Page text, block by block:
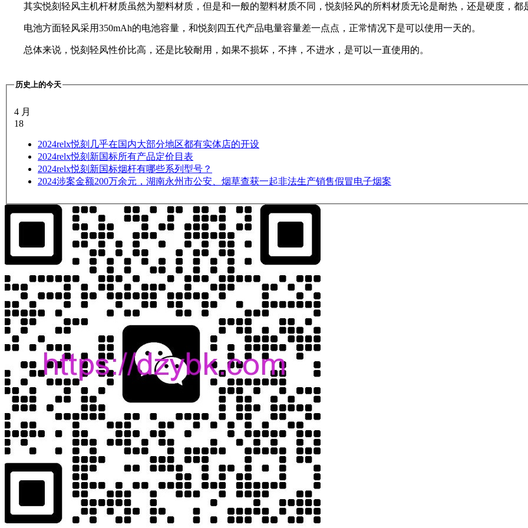
其实悦刻轻风主机杆材质虽然为塑料材质，但是和一般的塑料材质不同，悦刻轻风的所料材质无论是耐热，还是硬度，都
电池方面轻风采用350mAh的电池容量，和悦刻四五代产品电量容量差一点点，正常情况下是可以使用一天的。
总体来说，悦刻轻风性价比高，还是比较耐用，如果不损坏，不摔，不进水，是可以一直使用的。
历史上的今天
4 月
18
2024relx悦刻几乎在国内大部分地区都有实体店的开设
2024relx悦刻新国标所有产品定价目表
2024relx悦刻新国标烟杆有哪些系列型号？
2024涉案金额200万余元，湖南永州市公安、烟草查获一起非法生产销售假冒电子烟案